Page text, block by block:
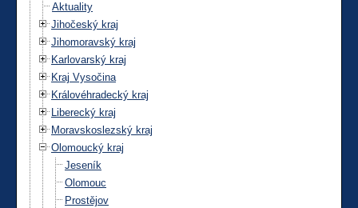
Aktuality
Jihočeský kraj
Jihomoravský kraj
Karlovarský kraj
Kraj Vysočina
Královéhradecký kraj
Liberecký kraj
Moravskoslezský kraj
Olomoucký kraj
Jeseník
Olomouc
Prostějov